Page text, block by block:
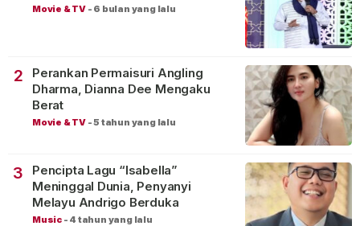
Movie & TV - 6 bulan yang lalu
2
Perankan Permaisuri Angling
Dharma, Dianna Dee Mengaku
Berat
Movie & TV -5 tahun yang lalu
3
Pencipta Lagu “Isabella”
Meninggal Dunia, Penyanyi
Melayu Andrigo Berduka
Music - 4 tahun yang lalu